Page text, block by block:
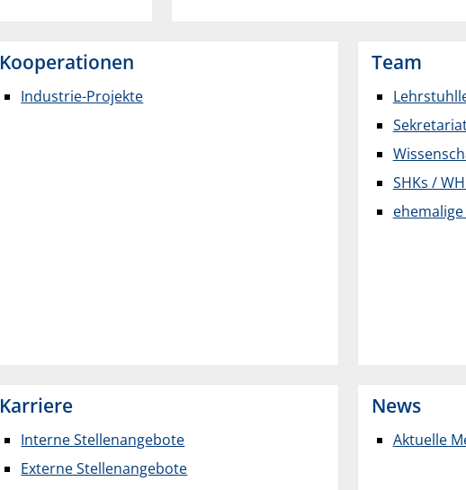
Kooperationen
Industrie-Projekte
Team
SHKs /
Karriere
Interne Stellenangebote
Externe Stellenangebote
News
Aktuelle